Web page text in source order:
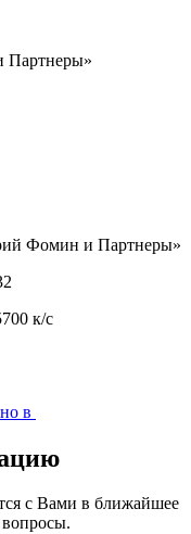
Партнеры»
Фомин и Партнеры»
к/с
в
с Вами в ближайшее